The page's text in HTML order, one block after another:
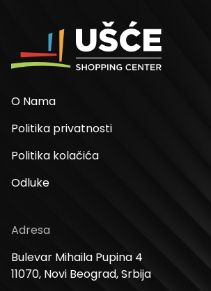
O Nama
Politika privatnosti
Politika kolačića
Odluke
Adresa
Bulevar Mihaila Pupina 4
11070, Novi Beograd, Srbija